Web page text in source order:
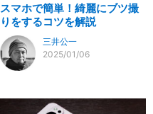
スマホで簡単！綺麗にブツ撮
りをするコツを解説
三井公一
2025/01/06